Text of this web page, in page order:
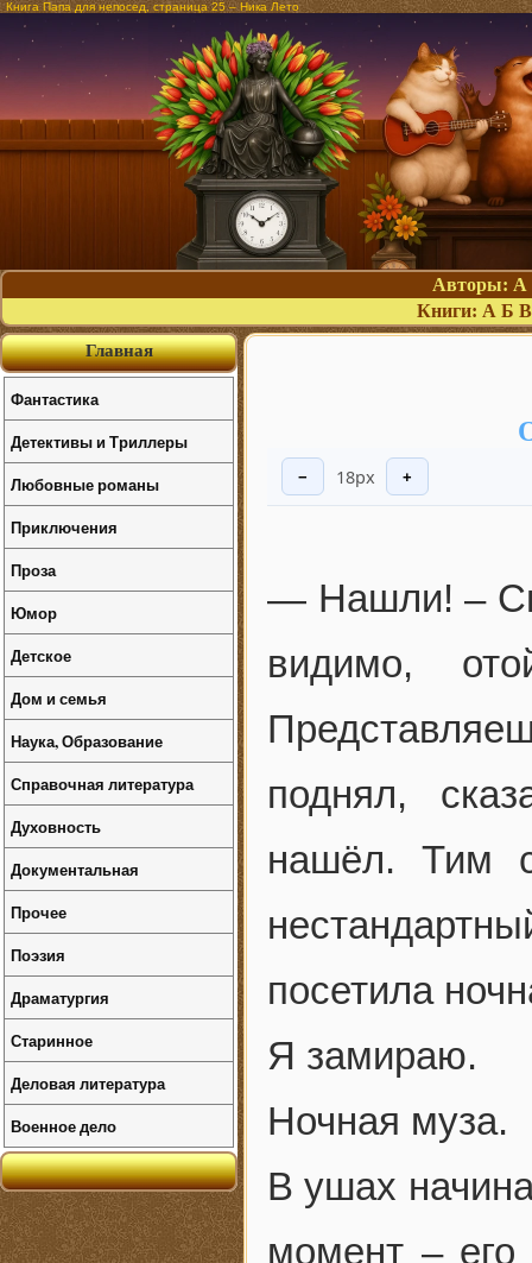
Книга Папа для непосед, страница 25 – Ника Лето
Авторы: А
Книги: А Б В
− 18px +
— Нашли! –
видимо,
поднял,
нашёл. Тим
посетила
Я замираю.
Ночная муза.
В ушах
момент – его
Главная
Фантастика
Детективы и Триллеры
Любовные романы
Приключения
Проза
Юмор
Детское
Дом и семья
Наука, Образование
Справочная литература
Духовность
Документальная
Прочее
Поэзия
Драматургия
Старинное
Деловая литература
Военное дело